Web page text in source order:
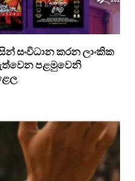
සංවිධාන කරන ලාංකික
පළමුවෙනි